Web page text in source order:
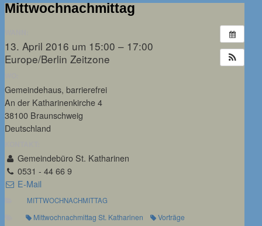
Mittwochnachmittag
13. April 2016 um 15:00 – 17:00
Europe/Berlin Zeitzone
Gemeindehaus, barrierefrei
An der Katharinenkirche 4
38100 Braunschweig
Deutschland
Gemeindebüro St. Katharinen
0531 - 44 66 9
E-Mail
MITTWOCHNACHMITTAG
Mittwochnachmittag St. Katharinen Vorträge